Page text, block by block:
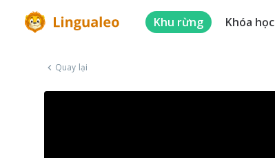
Khu rừng Khóa học
Quay lại